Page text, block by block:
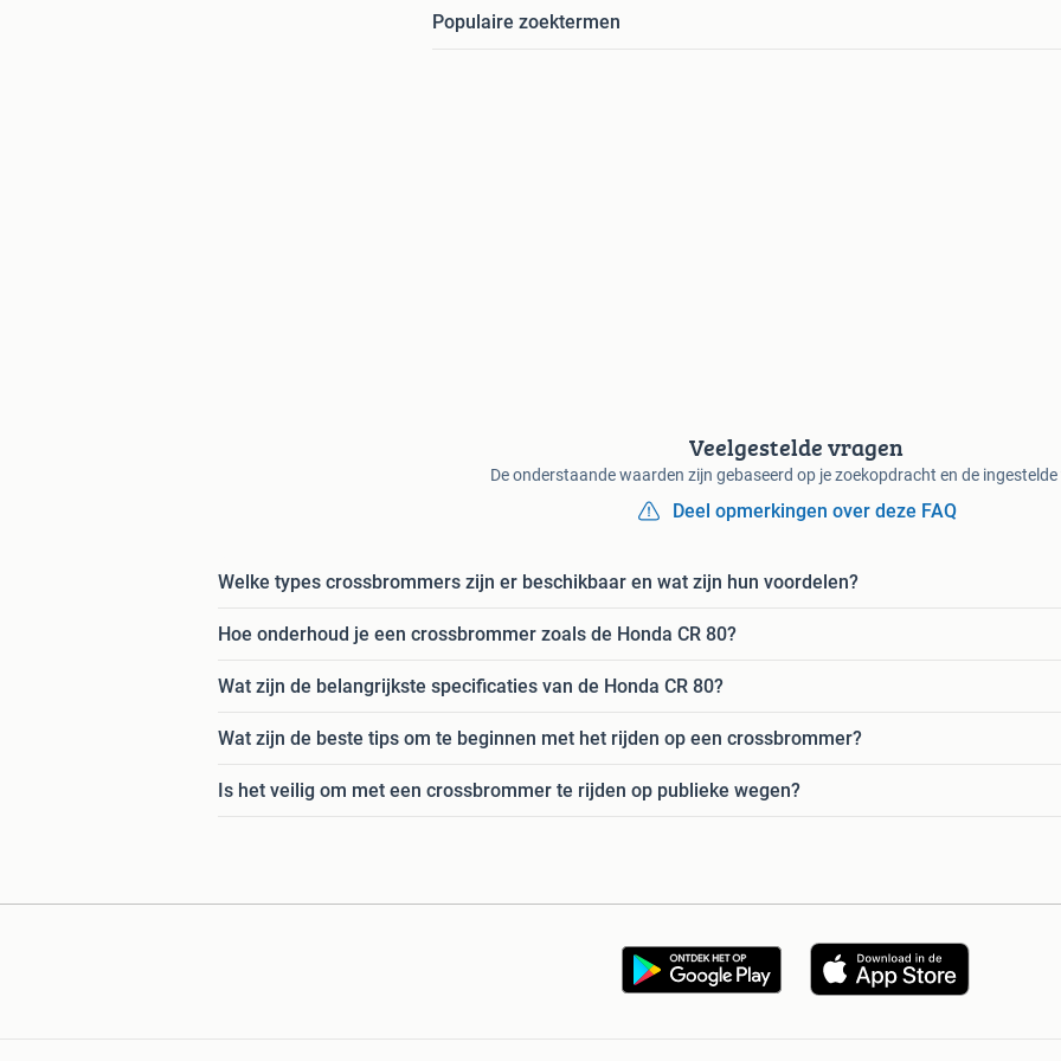
Populaire zoektermen
Veelgestelde vragen
De onderstaande waarden zijn gebaseerd op je zoekopdracht en de
Deel opmerkingen over deze FAQ
Welke types crossbrommers zijn er beschikbaar en wat zijn hun voordelen?
Hoe onderhoud je een crossbrommer zoals de Honda CR 80?
Wat zijn de belangrijkste specificaties van de Honda CR 80?
Wat zijn de beste tips om te beginnen met het rijden op een crossbrommer?
Is het veilig om met een crossbrommer te rijden op publieke wegen?